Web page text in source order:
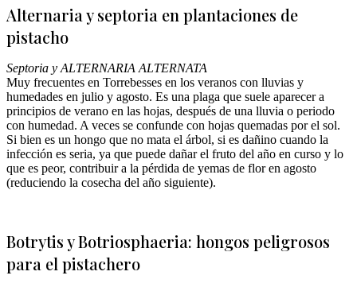
Alternaria y septoria en plantaciones de
pistacho
Septoria y ALTERNARIA ALTERNATA
Muy frecuentes en Torrebesses en los veranos con lluvias y
humedades en julio y agosto. Es una plaga que suele aparecer a
principios de verano en las hojas, después de una lluvia o periodo
con humedad. A veces se confunde con hojas quemadas por el sol.
Si bien es un hongo que no mata el árbol, si es dañino cuando la
infección es seria, ya que puede dañar el fruto del año en curso y lo
que es peor, contribuir a la pérdida de yemas de flor en agosto
(reduciendo la cosecha del año siguiente).
Botrytis y Botriosphaeria: hongos peligrosos
para el pistachero